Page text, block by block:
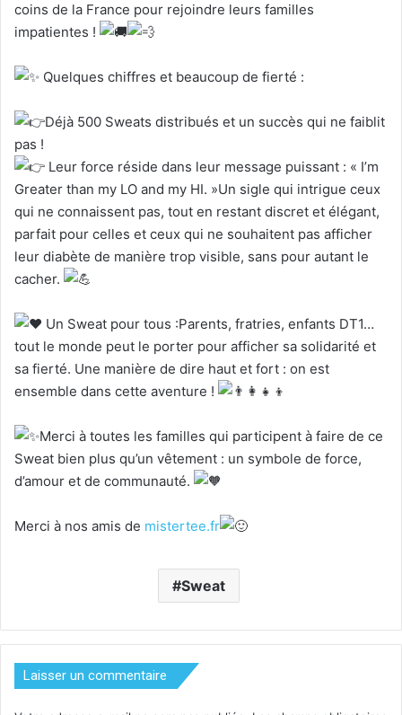
coins de la France pour rejoindre leurs familles
impatientes !
Quelques chiffres et beaucoup de fierté :
Déjà 500 Sweats distribués et un succès qui ne faiblit
pas !
Leur force réside dans leur message puissant : « I’m
Greater than my LO and my HI. »Un sigle qui intrigue ceux
qui ne connaissent pas, tout en restant discret et élégant,
parfait pour celles et ceux qui ne souhaitent pas afficher
leur diabète de manière trop visible, sans pour autant le
cacher.
Un Sweat pour tous :Parents, fratries, enfants DT1…
tout le monde peut le porter pour afficher sa solidarité et
sa fierté. Une manière de dire haut et fort : on est
ensemble dans cette aventure !
Merci à toutes les familles qui participent à faire de ce
Sweat bien plus qu’un vêtement : un symbole de force,
d’amour et de communauté.
Merci à nos amis de mistertee.fr
Sweat
Laisser un commentaire